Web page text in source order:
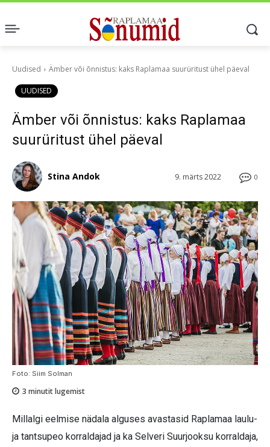
Uudised Ämber või õnnistus: kaks Raplamaa suurüritust ühel päeval
UUDISED
Ämber või õnnistus: kaks Raplamaa
suurüritust ühel päeval
0
9. märts 2022
Stina Andok
Foto: Siim Solman
3 minutit lugemist
Millalgi eelmise nädala alguses avastasid Raplamaa laulu-
ja tantsupeo korraldajad ja ka Selveri Suurjooksu korraldaja,